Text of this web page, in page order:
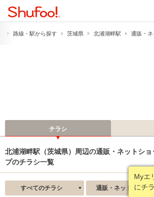
路線・駅から探す 茨城県 北浦湖畔駅 通販・
チラシ
北浦湖畔駅（茨城県）周辺の通販・ネットショ
プのチラシ一覧
Myエ
にチ
すべてのチラシ 通販・ネットショッ